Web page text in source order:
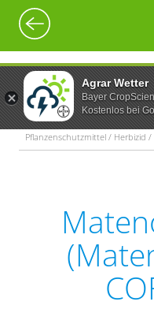
Agrar Wetter
Bayer
Kostenlos bei
Pflanzenschutzmittel / Herbizid